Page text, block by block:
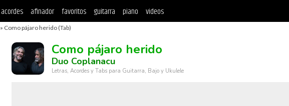
acordes afinador favoritos guitarra piano videos
» Como pájaro herido (Tab)
Como pájaro herido
Duo Coplanacu
Letras, Acordes y Tabs para Guitarra, Bajo y Ukulele